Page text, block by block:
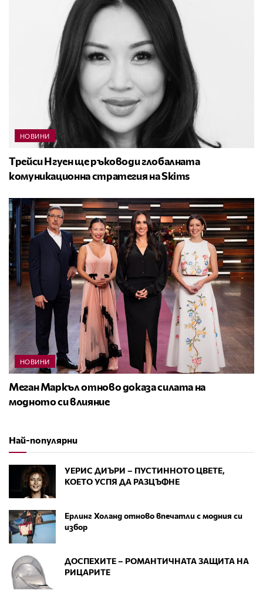
НОВИНИ
Трейси Нгуен ще ръководи глобалната
комуникационна стратегия на Skims
НОВИНИ
Меган Маркъл отново доказа силата на
модното си влияние
Най-популярни
УЕРИС ДИЪРИ – ПУСТИННОТО ЦВЕТЕ,
КОЕТО УСПЯ ДА РАЗЦЪФНЕ
Ерлинг Холанд отново впечатли с модния си
избор
ДОСПЕХИТЕ – РОМАНТИЧНАТА ЗАЩИТА НА
РИЦАРИТЕ